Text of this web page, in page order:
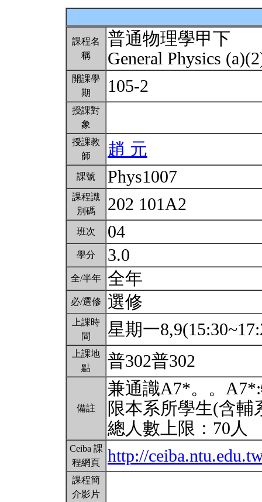
課程名
稱
普通物理學甲下
General Physics
開課學
期
105-2
授課對
象
授課教
師
趙 元
課號 Phys1007
課程識
別碼
202 101A2
班次 04
學分 3.0
全/半年 全年
必/選修 選修
上課時
間
星期一
上課地
點
普302普302
備註
兼通識A7*。。
限本系所學生(含輔
總人數上限：70人
Ceiba 課
程網頁
http://
課程簡
介影片